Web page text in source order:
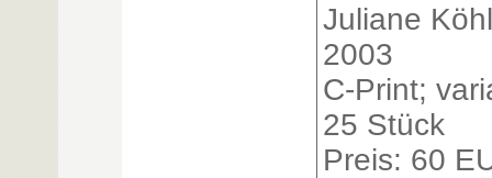
Juliane
2003
C-Print;
25 Stück
Preis: 60